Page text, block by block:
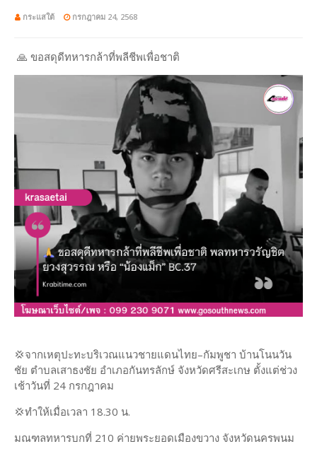
กระแสใต้ กรกฎาคม 24, 2568
🙏 ขอสดุดีทหารกล้าที่พลีชีพเพื่อชาติ
💢จากเหตุปะทะบริเวณแนวชายแดนไทย–กัมพูชา บ้านโนนวัน
ชัย ตำบลเสาธงชัย อำเภอกันทรลักษ์ จังหวัดศรีสะเกษ ตั้งแต่ช่วง
เช้าวันที่ 24 กรกฎาคม
💢ทำให้เมื่อเวลา 18.30 น.
มณฑลทหารบกที่ 210 ค่ายพระยอดเมืองขวาง จังหวัดนครพนม